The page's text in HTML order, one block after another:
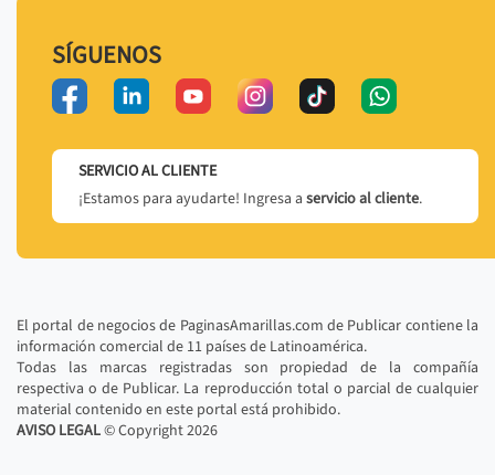
SÍGUENOS
SERVICIO AL CLIENTE
¡Estamos para ayudarte! Ingresa a servicio al cliente.
El portal de negocios de PaginasAmarillas.com de Publicar contiene la
información comercial de 11 países de Latinoamérica.
Todas las marcas registradas son propiedad de la compañía
respectiva o de Publicar. La reproducción total o parcial de cualquier
material contenido en este portal está prohibido.
AVISO LEGAL© Copyright2026